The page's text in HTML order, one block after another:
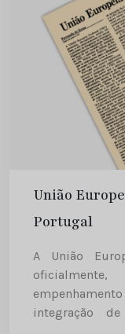
União
Portugal
A União
integração